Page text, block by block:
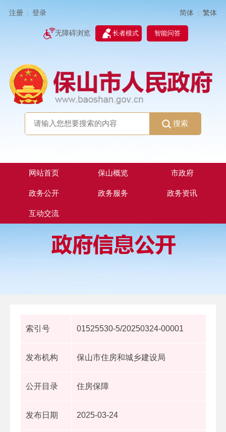
注册 登录 简体 | 繁体
无障碍浏览 长者模式 智能问答
搜索
网站首页 保山概览 市政府
政务公开 政务服务 政务资讯
互动交流
索引号 01525530-5/20250324-00001
发布机构 保山市住房和城乡建设局
公开目录 住房保障
发布日期 2025-03-24